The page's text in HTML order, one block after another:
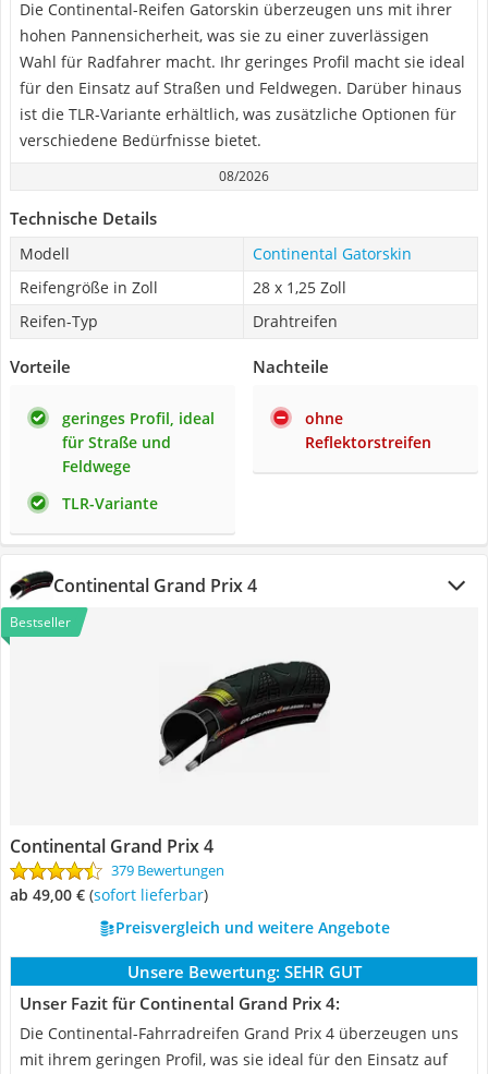
Die Continental-Reifen Gatorskin überzeugen uns mit ihrer
hohen Pannensicherheit, was sie zu einer zuverlässigen
Wahl für Radfahrer macht. Ihr geringes Profil macht sie ideal
für den Einsatz auf Straßen und Feldwegen. Darüber hinaus
ist die TLR-Variante erhältlich, was zusätzliche Optionen für
verschiedene Bedürfnisse bietet.
08/2026
Technische Details
Modell
Continental Gatorskin
Reifengröße in Zoll
28 x 1,25 Zoll
Reifen-Typ
Drahtreifen
Vorteile
geringes Profil, ideal
für Straße und
Feldwege
TLR-Variante
Nachteile
ohne
Reflektorstreifen
Continental Grand Prix 4
Bestseller
Continental Grand Prix 4
379 Bewertungen
ab 49,00 € ( Sofort lieferbar)
Preisvergleich und weitere Angebote
Unsere Bewertung: SEHR GUT
Unser Fazit für Continental Grand Prix 4:
Die Continental-Fahrradreifen Grand Prix 4 überzeugen uns
mit ihrem geringen Profil, was sie ideal für den Einsatz auf